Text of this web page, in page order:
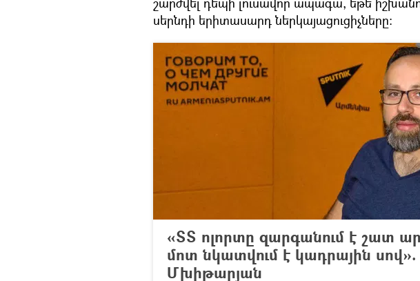
սերնդի երիտասարդ ներկայացուցիչները։
«ՏՏ ոլորտը զարգանում է շատ
մոտ նկատվում է կադրային
Մխիթարյան